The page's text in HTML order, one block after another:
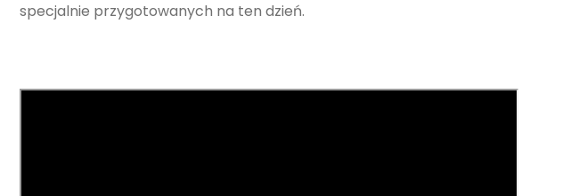
specjalnie przygotowanych na ten dzień.